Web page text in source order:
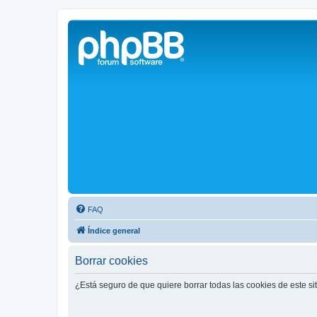
Solax FAQ
Lugar para intercambiar dudas sobre inversores solares Solax y
FAQ
Índice general
Borrar cookies
¿Está seguro de que quiere borrar todas las cookies de este